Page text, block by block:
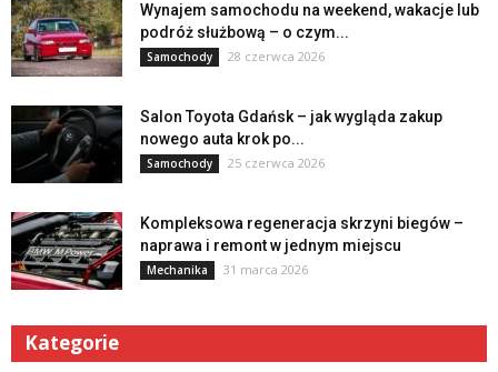
Wynajem samochodu na weekend, wakacje lub
podróż służbową – o czym...
Samochody 28 czerwca 2026
Salon Toyota Gdańsk – jak wygląda zakup
nowego auta krok po...
Samochody 25 czerwca 2026
Kompleksowa regeneracja skrzyni biegów –
naprawa i remont w jednym miejscu
Mechanika 31 marca 2026
Kategorie